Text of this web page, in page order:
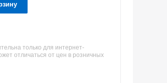
только для интернет-
отличаться от цен в розничных